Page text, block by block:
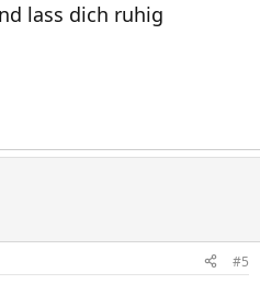
lass dich ruhig
#5